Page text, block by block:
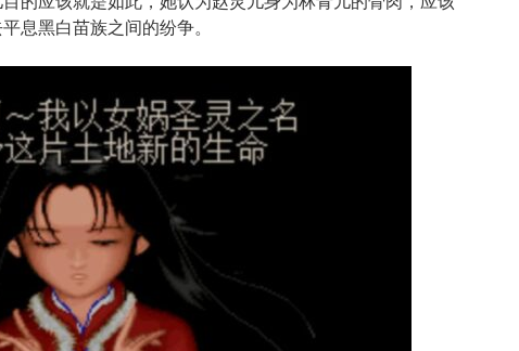
息黑白苗族之间的纷争。